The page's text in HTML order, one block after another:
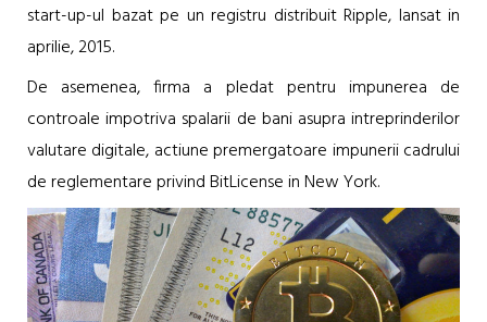
start-up-ul bazat pe un registru distribuit Ripple, lansat in
aprilie, 2015.
De asemenea, firma a pledat pentru impunerea de
controale impotriva spalarii de bani asupra intreprinderilor
valutare digitale, actiune premergatoare impunerii cadrului
de reglementare privind BitLicense in New York.